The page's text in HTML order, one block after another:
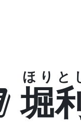
堀
ほりと